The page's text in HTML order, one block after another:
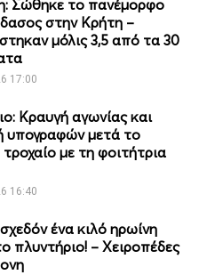
Σώθηκε το πανέμορφο
στην Κρήτη –
μόλις 3,5 από τα 30
17:00
Κραυγή αγωνίας και
υπογραφών μετά το
με τη φοιτήτρια
16:40
ένα κιλό ηρωίνη
πλυντήριο! – Χειροπέδες